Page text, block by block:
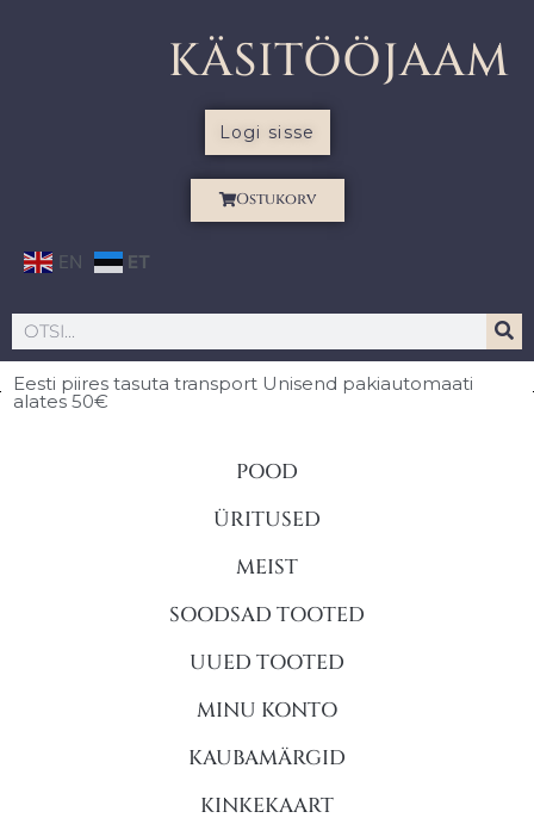
KÄSITÖÖJAAM
Logi sisse
Ostukorv
EN ET
Eesti piires tasuta transport Unisend pakiautomaati
alates 50€
POOD
ÜRITUSED
MEIST
SOODSAD TOOTED
UUED TOOTED
MINU KONTO
KAUBAMÄRGID
KINKEKAART